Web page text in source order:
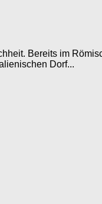
Bereits im
Dorf...